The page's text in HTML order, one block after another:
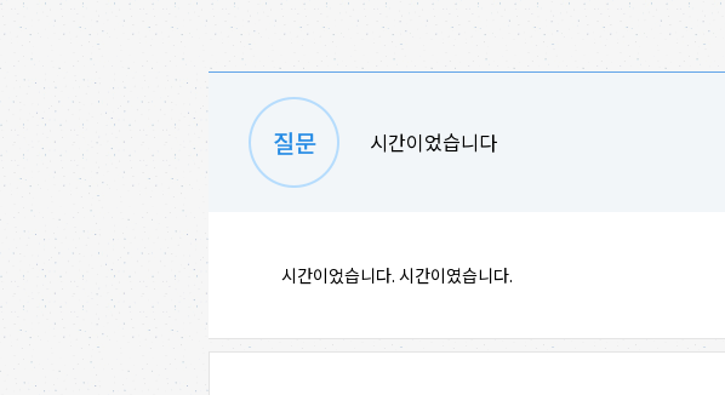
시간이었습니다
시간이었습니다. 시간이였습니다.